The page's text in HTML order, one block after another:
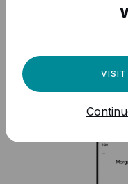
KNX
VISIT